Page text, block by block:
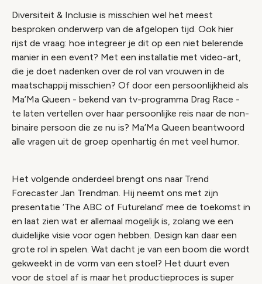
Diversiteit & Inclusie is misschien wel het meest
besproken onderwerp van de afgelopen tijd. Ook hier
rijst de vraag: hoe integreer je dit op een niet belerende
manier in een event? Met een installatie met video-art,
die je doet nadenken over de rol van vrouwen in de
maatschappij misschien? Of door een persoonlijkheid als
Ma’Ma Queen - bekend van tv-programma Drag Race -
te laten vertellen over haar persoonlijke reis naar de non-
binaire persoon die ze nu is? Ma’Ma Queen beantwoord
alle vragen uit de groep openhartig én met veel humor.
Het volgende onderdeel brengt ons naar Trend
Forecaster Jan Trendman. Hij neemt ons met zijn
presentatie ‘The ABC of Futureland’ mee de toekomst in
en laat zien wat er allemaal mogelijk is, zolang we een
duidelijke visie voor ogen hebben. Design kan daar een
grote rol in spelen. Wat dacht je van een boom die wordt
gekweekt in de vorm van een stoel? Het duurt even
voor de stoel af is maar het productieproces is super